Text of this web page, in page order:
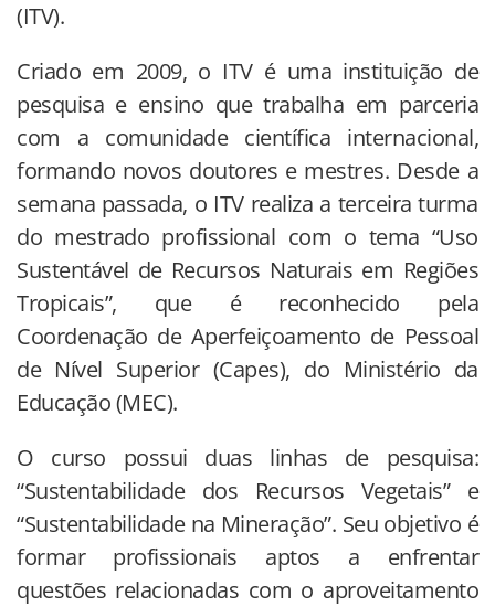
(ITV).
Criado em 2009, o ITV é uma instituição de
pesquisa e ensino que trabalha em parceria
com a comunidade científica internacional,
formando novos doutores e mestres. Desde a
semana passada, o ITV realiza a terceira turma
do mestrado profissional com o tema “Uso
Sustentável de Recursos Naturais em Regiões
Tropicais”, que é reconhecido pela
Coordenação de Aperfeiçoamento de Pessoal
de Nível Superior (Capes), do Ministério da
Educação (MEC).
O curso possui duas linhas de pesquisa:
“Sustentabilidade dos Recursos Vegetais” e
“Sustentabilidade na Mineração”. Seu objetivo é
formar profissionais aptos a enfrentar
questões relacionadas com o aproveitamento